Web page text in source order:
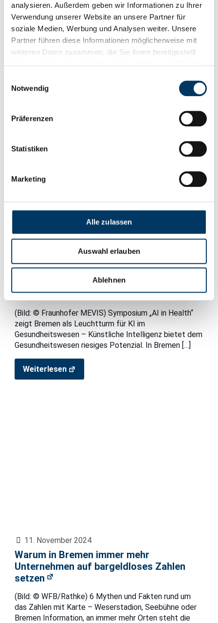
analysieren. Außerdem geben wir Informationen zu Ihrer
Verwendung unserer Website an unsere Partner für
soziale Medien, Werbung und Analysen weiter. Unsere
Partner führen diese Informationen möglicherweise mit
weiteren Daten zusammen, die Sie ihnen bereitgestellt
Notwendig
Präferenzen
Statistiken
Marketing
Alle zulassen
Auswahl erlauben
Ablehnen
Brückenbauer der Innovation
(Bild: © AVIASPACE/Justin von Glahn) Die Space Tech
Expo Europe 2024 in Bremen setzte einmal mehr
eindrucksvolle Akzente in der Luft- und
Weiterlesen
20. November 2024
„Wir müssen uns die Frage stellen: Wie
kann unser Gesundheitssystem bezahlbar
bleiben?“
(Bild: © Fraunhofer MEVIS) Symposium „AI in Health“
zeigt Bremen als Leuchtturm für KI im
Gesundheitswesen – Künstliche Intelligenz bietet dem
Gesundheitswesen riesiges Potenzial. In Bremen […]
Weiterlesen
11. November 2024
Warum in Bremen immer mehr
Unternehmen auf bargeldloses Zahlen
setzen
(Bild: © WFB/Rathke) 6 Mythen und Fakten rund um
das Zahlen mit Karte – Weserstadion, Seebühne oder
Bremen Information, an immer mehr Orten steht die